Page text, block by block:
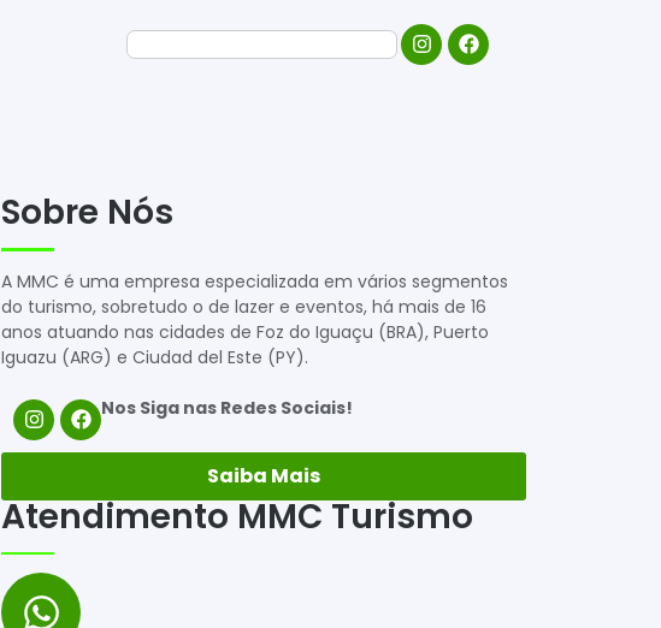
Sobre Nós
A MMC é uma empresa especializada em vários segmentos
do turismo, sobretudo o de lazer e eventos, há mais de 16
anos atuando nas cidades de Foz do Iguaçu (BRA), Puerto
Iguazu (ARG) e Ciudad del Este (PY).
Nos Siga nas Redes Sociais!
Saiba Mais
Atendimento MMC Turismo